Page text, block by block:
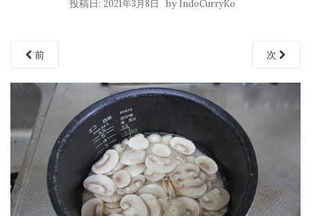
投稿日: 2021年3月8日 by IndoCurryKo
前 次